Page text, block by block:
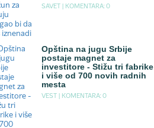
SAVET | KOMENTARA: 0
Opština na jugu Srbije
postaje magnet za
investitore - Stižu tri fabrike
i više od 700 novih radnih
mesta
VEST | KOMENTARA: 0